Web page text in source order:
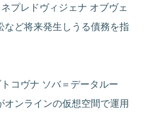
プレドヴィジェナ オブヴェ
など将来発生しうる債務を指
コヴナ ソバ＝データルー
オンラインの仮想空間で運用